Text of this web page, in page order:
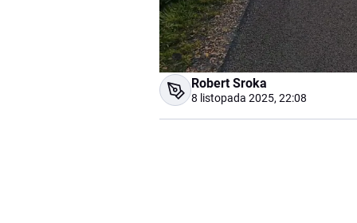
Robert Sroka
8 listopada 2025, 22:08